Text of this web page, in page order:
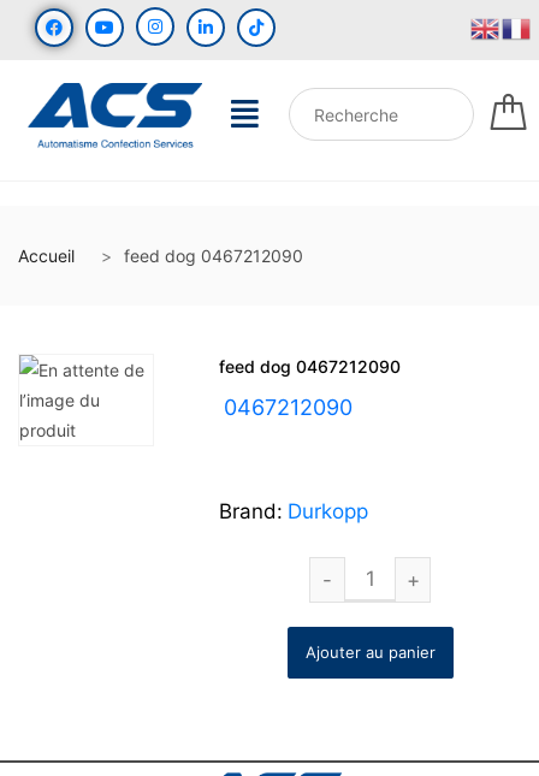
Accueil feed dog 0467212090
feed dog 0467212090
0467212090
Brand: Durkopp
Ajouter au panier